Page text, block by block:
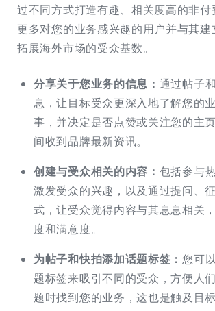
过不同方式打造有趣、相关度高的非付
更多对您的业务感兴趣的用户并与其建
拓展海外市场的受众基数。
分享关于您业务的信息： 通过帖子
息，让目标受众更深入地了解您的
事，并决定是否点赞或关注您的主
间收到品牌最新资讯。
创建与受众相关的内容： 包括参与
激发受众的兴趣，以及通过提问、
式，让受众觉得内容与其息息相关
度和满意度。
为帖子和快拍添加话题标签：您可
题标签来吸引不同的受众，方便人
题时找到您的业务，这也是触及目